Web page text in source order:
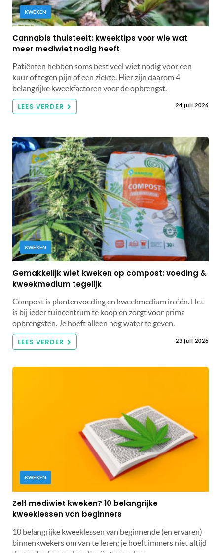
KWEKEN
Cannabis thuisteelt: kweektips voor wie wat
meer mediwiet nodig heeft
Patiënten hebben soms best veel wiet nodig voor een
kuur of tegen pijn of een ziekte. Hier zijn daarom 4
belangrijke kweekfactoren voor de opbrengst.
LEES VERDER 24 juli 2026
KWEKEN
Gemakkelijk wiet kweken op compost: voeding &
kweekmedium tegelijk
Compost is plantenvoeding en kweekmedium in één. Het
is bij ieder tuincentrum te koop en zorgt voor prima
opbrengsten. Je hoeft alleen nog water te geven.
LEES VERDER 23 juli 2026
KWEKEN
Zelf mediwiet kweken? 10 belangrijke
kweeklessen van beginners
10 belangrijke kweeklessen van beginnende (en ervaren)
binnenkwekers om van te leren; je hoeft immers niet altijd